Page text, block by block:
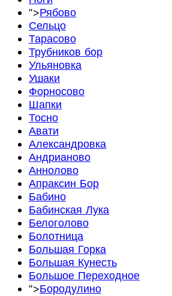
">Рябово
Сельцо
Тарасово
Трубников бор
Ульяновка
Ушаки
Форносово
Шапки
Тосно
Авати
Александровка
Андрианово
Аннолово
Апраксин Бор
Бабино
Бабинская Лука
Белоголово
Болотница
Большая Горка
Большая Кунесть
Большое Переходное
">Бородулино